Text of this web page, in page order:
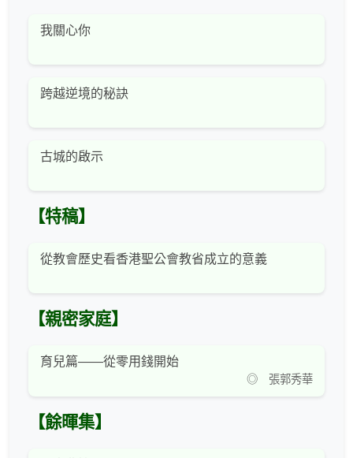
我關心你
跨越逆境的秘訣
古城的啟示
【特稿】
從教會歷史看香港聖公會教省成立的意義
【親密家庭】
育兒篇——從零用錢開始
◎ 張郭秀華
【餘暉集】